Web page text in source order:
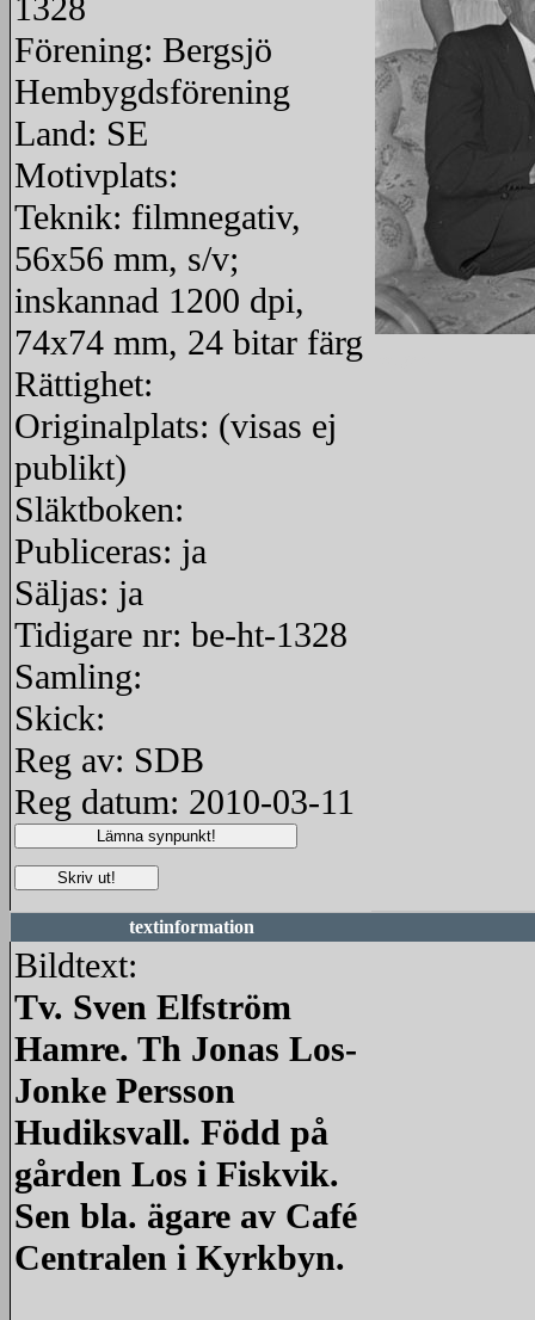
1328
Förening: Bergsjö
Hembygdsförening
Land: SE
Motivplats:
Teknik: filmnegativ,
56x56 mm, s/v;
inskannad 1200 dpi,
74x74 mm, 24 bitar färg
Rättighet:
Originalplats: (visas ej
publikt)
Släktboken:
Publiceras: ja
Säljas: ja
Tidigare nr: be-ht-1328
Samling:
Skick:
Reg av: SDB
Reg datum: 2010-03-11
textinformation
Bildtext:
Tv. Sven Elfström
Hamre. Th Jonas Los-
Jonke Persson
Hudiksvall. Född på
gården Los i Fiskvik.
Sen bla. ägare av Café
Centralen i Kyrkbyn.